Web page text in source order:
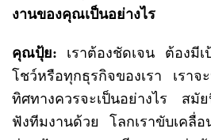
งานของคุณเป็นอย่างไร
คุณปุ้ย: เราต้องชัดเจน ต้องมี
โชว์หรือทุกธุรกิจของเรา เรา
ทิศทางควรจะเป็นอย่างไร สมั
ฟังทีมงานด้วย โลกเราขับเคลื่อ